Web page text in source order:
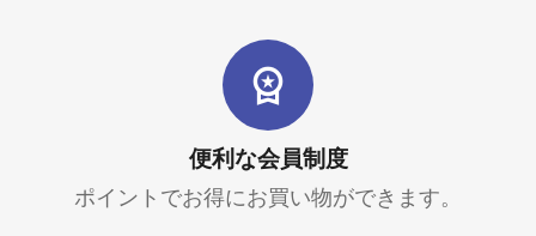
便利な会員制度
ポイントでお得にお買い物ができます。